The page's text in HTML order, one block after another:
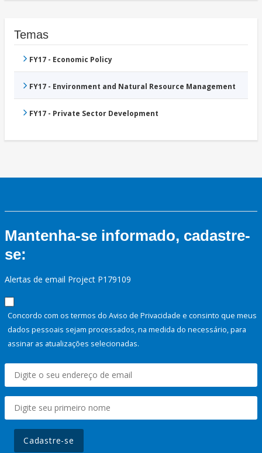
Temas
FY17 - Economic Policy
FY17 - Environment and Natural Resource Management
FY17 - Private Sector Development
Mantenha-se informado, cadastre-
se:
Alertas de email Project P179109
Concordo com os termos do Aviso de Privacidade e consinto que meus
dados pessoais sejam processados, na medida do necessário, para
assinar as atualizações selecionadas.
Cadastre-se